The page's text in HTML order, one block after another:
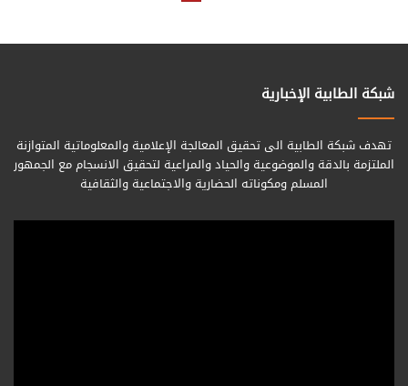
شبكة الطابية الإخبارية
تهدف شبكة الطابية الى تحقيق المعالجة الإعلامية والمعلوماتية المتوازنة
الملتزمة بالدقة والموضوعية والحياد والمراعية لتحقيق الانسجام مع الجمهور
المسلم ومكوناته الحضارية والاجتماعية والثقافية